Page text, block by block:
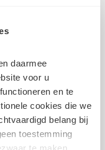
daarmee
voor u
en te
cookies die we
belang bij
toestemming